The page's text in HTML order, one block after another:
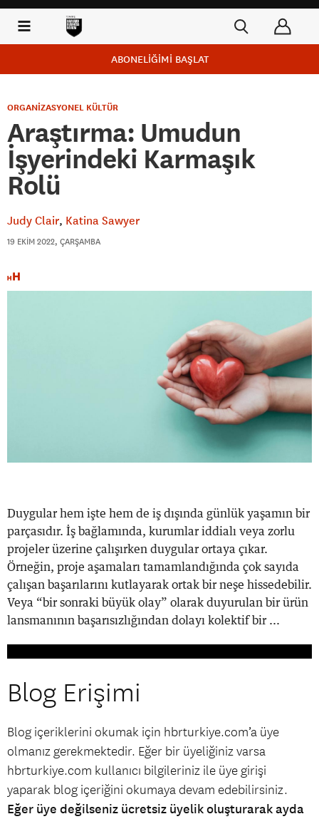
ABONELİĞİMİ BAŞLAT
ORGANİZASYONEL KÜLTÜR
Araştırma: Umudun
İşyerindeki Karmaşık
Rolü
Judy Clair Katina Sawyer
19 EKIM 2022, ÇARŞAMBA
Duygular hem işte hem de iş dışında günlük yaşamın bir
parçasıdır. İş bağlamında, kurumlar iddialı veya zorlu
projeler üzerine çalışırken duygular ortaya çıkar.
Örneğin, proje aşamaları tamamlandığında çok sayıda
çalışan başarılarını kutlayarak ortak bir neşe hissedebilir.
Veya “bir sonraki büyük olay” olarak duyurulan bir ürün
lansmanının başarısızlığından dolayı kolektif bir ...
Blog Erişimi
Blog içeriklerini okumak için hbrturkiye.com’a üye
olmanız gerekmektedir. Eğer bir üyeliğiniz varsa
hbrturkiye.com kullanıcı bilgileriniz ile üye girişi
yaparak blog içeriğini okumaya devam edebilirsiniz.
Eğer üye değilseniz ücretsiz üyelik oluşturarak ayda